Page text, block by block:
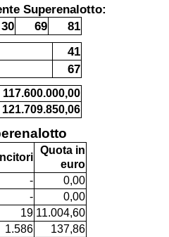
Superenalotto:
30 69 81
41
67
117.600.000,00
121.709.850,06
Quota in
euro
-
0,00
-
0,00
19 11.004,60
1.586
137,86